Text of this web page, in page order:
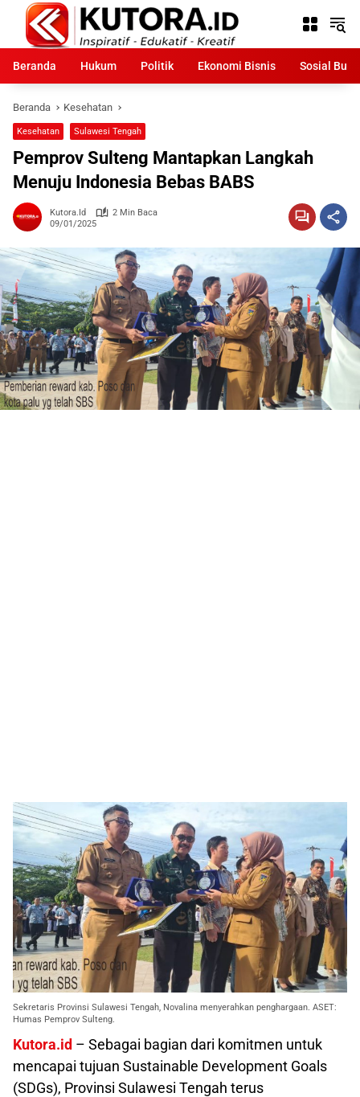
Langsung
konten
Beranda
Hukum Politik Ekonomi Bisnis Sosial
Beranda Kesehatan
Kesehatan Sulawesi Tengah
Pemprov Sulteng Mantapkan Langkah
Menuju Indonesia Bebas BABS
Kutora.id
2 Min Baca
09/01/2025
Sekretaris Provinsi Sulawesi Tengah, Novalina menyerahkan penghargaan. ASET:
Humas Pemprov Sulteng.
Kutora.id – Sebagai bagian dari komitmen untuk
mencapai tujuan Sustainable Development Goals
(SDGs), Provinsi Sulawesi Tengah terus